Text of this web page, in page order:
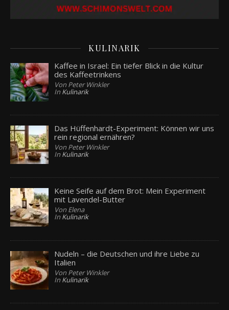
KULINARIK
Kaffee in Israel: Ein tiefer Blick in die Kultur
des Kaffeetrinkens
Von Peter Winkler
In Kulinarik
Das Hüffenhardt-Experiment: Können wir uns
rein regional ernähren?
Von Peter Winkler
In Kulinarik
Keine Seife auf dem Brot: Mein Experiment
mit Lavendel-Butter
Von Elena
In Kulinarik
Nudeln – die Deutschen und ihre Liebe zu
Italien
Von Peter Winkler
In Kulinarik